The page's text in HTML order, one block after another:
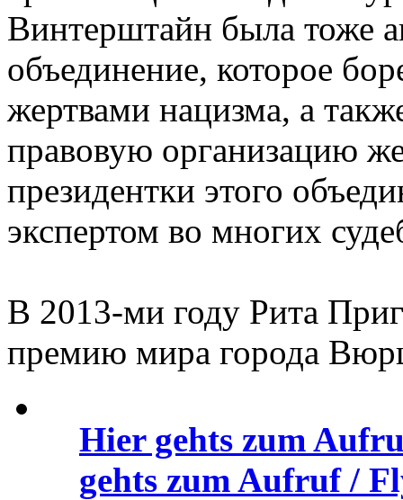
Винтерштайн была тоже
объединение, которое
жертвами нацизма, а
правовую организацию
президентки этого
экспертом во многих
В 2013-ми году Рита
премию мира города
Hier gehts zum
gehts zum Aufruf /